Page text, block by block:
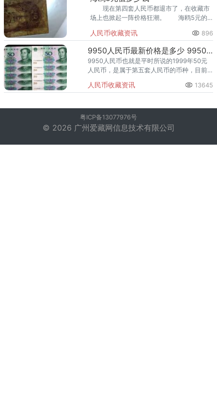
现在第四套人民币都退市了，在收藏市
场上也掀起一阵价格狂潮。 海鸥5元的
初中国与前苏联的关系有关。
人民币收藏资讯 896
9950人民币最新价格是多少 9950人民币适合收藏吗
9950人民币也就是平时所说的1999年50元
人民币，是属于第五套人民币的币种，目前
少人都很看好9950人民币的收藏前景，也都
人民币收藏资讯 13645
粤ICP备13077976号
© 2026 广州爱藏网信息技术有限公司